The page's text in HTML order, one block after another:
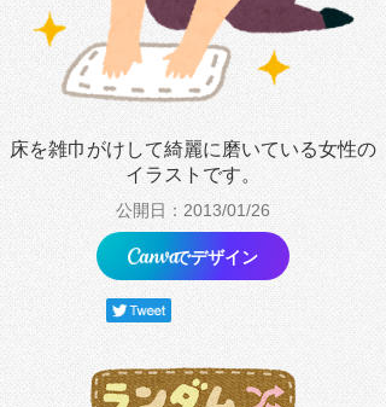
床を雑巾がけして綺麗に磨いている女性の
イラストです。
公開日：2013/01/26
でデザイン